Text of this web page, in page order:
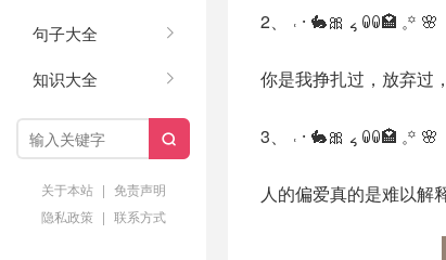
句子大全
知识大全

关于本站 | 免责声明
隐私政策 | 联系方式
2、 ˓ ⸱ 🐇🎀 ៹ ꐑꐑ🏩 𓈒꙳ 🌸
你是我挣扎过，放弃过
3、 ˓ ⸱ 🐇🎀 ៹ ꐑꐑ🏩 𓈒꙳ 🌸
人的偏爱真的是难以解